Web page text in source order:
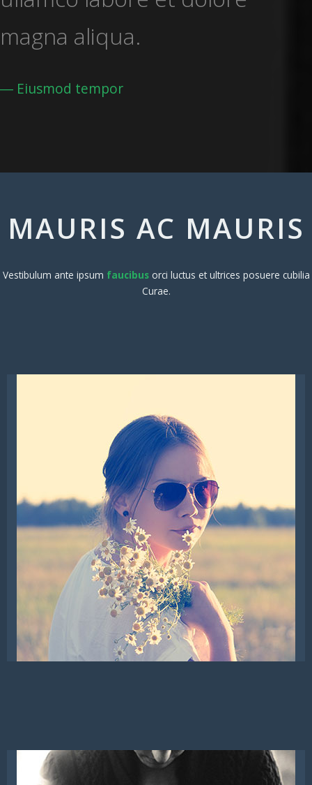
magna aliqua.
Eiusmod tempor
MAURIS AC MAURIS
Vestibulum ante ipsum faucibusorci luctus et ultrices posuere cubilia
Curae.